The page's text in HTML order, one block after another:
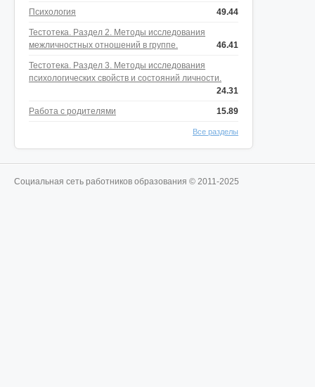
Психология 49.44
Тестотека. Раздел 2. Методы исследования
межличностных отношений в группе.
46.41
Тестотека. Раздел 3. Методы исследования
психологических свойств и состояний личности.
24.31
Работа с родителями 15.89
Все разделы
Социальная сеть работников образования © 2011-2025